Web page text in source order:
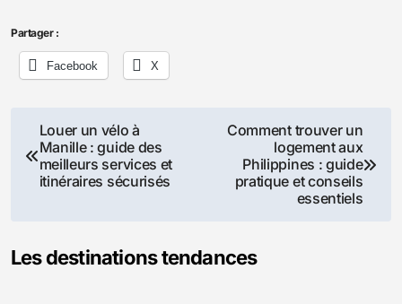
Partager :
Facebook X
Navigation
de
Louer un vélo à
Manille : guide des
meilleurs services et
itinéraires sécurisés
Comment trouver un
logement aux
Philippines : guide
pratique et conseils
essentiels
Les destinations tendances